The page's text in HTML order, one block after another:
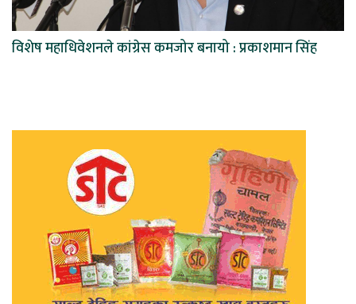
विशेष महाधिवेशनले कांग्रेस कमजोर बनायो : प्रकाशमान सिंह